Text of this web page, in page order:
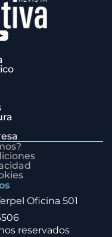
Oficina 501
reservados